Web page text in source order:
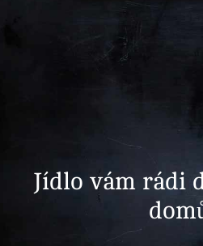
Jídlo vám rádi